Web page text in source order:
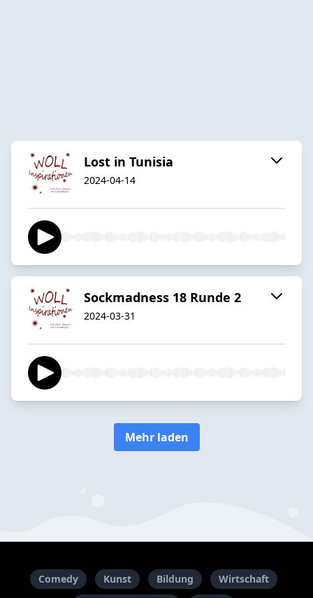
Lost in Tunisia
2024-04-14
Sockmadness 18 Runde 2
2024-03-31
Mehr laden
Comedy Kunst Bildung
Wirtschaft